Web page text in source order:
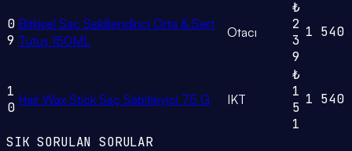
0
9
Bitkisel Saç Şekillendirici Orta & Sert
Tutuş 150ML
Otacı
₺
2
3
9
1 540
1
0 Hair Wax Stick Saç Sabitleyici 75 G IKT
₺
1
5
1
1 540
SIK SORULAN SORULAR